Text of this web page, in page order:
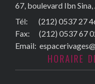
67, boulevard Ibn
Tél: (212) 0537 27
Fax: (212) 0537 67
Email:
HORAIRE